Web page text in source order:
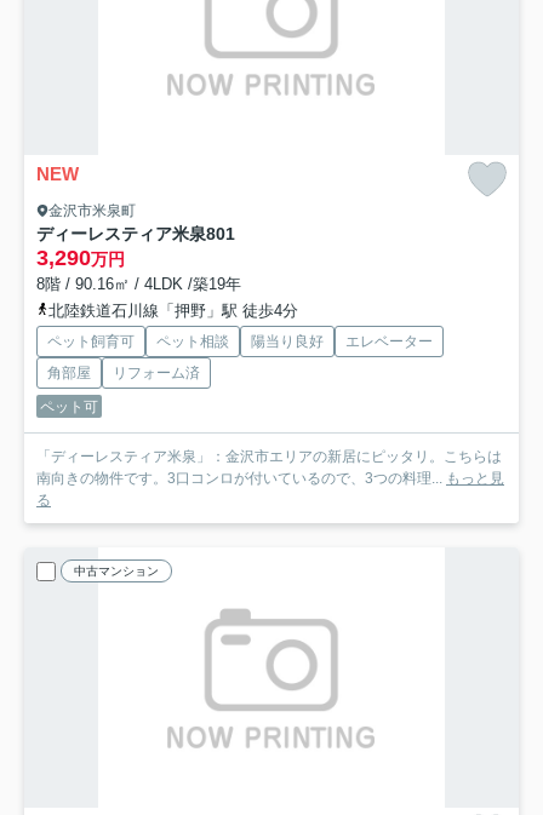
NEW
金沢市米泉町
ディーレスティア米泉801
3,290万円
8階 / 90.16㎡ / 4LDK /築19年
北陸鉄道石川線「押野」駅 徒歩4分
ペット飼育可 ペット相談 陽当り良好
エレベーター
角部屋
リフォーム済
ペット可
「ディーレスティア米泉」：金沢市エリアの新居にピッタリ。こちらは
南向きの物件です。3口コンロが付いているので、3つの料理... もっと見
る
中古マンション